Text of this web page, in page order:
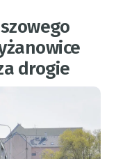
drogie